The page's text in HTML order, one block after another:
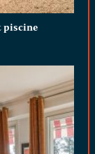
piscine